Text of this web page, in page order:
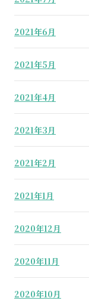
2021年6月
2021年5月
2021年4月
2021年3月
2021年2月
2021年1月
2020年12月
2020年11月
2020年10月